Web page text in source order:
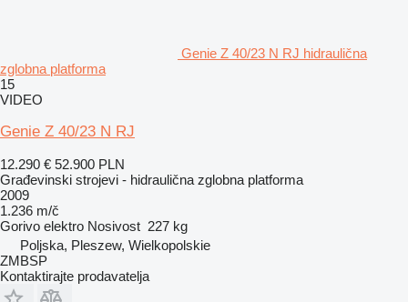
Genie Z 40/23 N RJ hidraulična
zglobna platforma
15
VIDEO
Genie Z 40/23 N RJ
12.290 € 52.900 PLN
Građevinski strojevi - hidraulična zglobna platforma
2009
1.236 m/č
Gorivo elektro Nosivost 227 kg
Poljska, Pleszew, Wielkopolskie
ZMBSP
Kontaktirajte prodavatelja